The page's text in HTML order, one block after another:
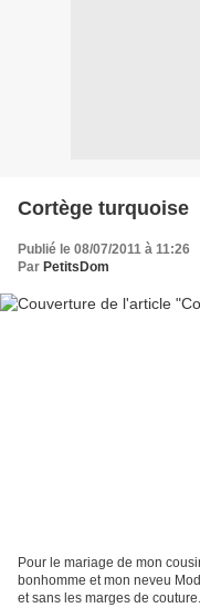
Cortège turquoise
Publié le 08/07/2011 à 11:26
Par PetitsDom
Pour le mariage de mon
bonhomme et mon neveu
et sans les marges de